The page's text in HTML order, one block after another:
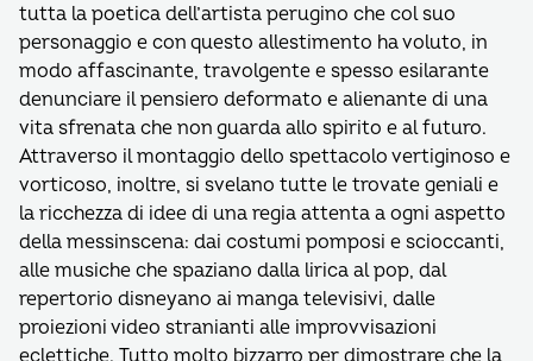
tutta la poetica dell’artista perugino che col suo
personaggio e con questo allestimento ha voluto, in
modo affascinante, travolgente e spesso esilarante
denunciare il pensiero deformato e alienante di una
vita sfrenata che non guarda allo spirito e al futuro.
Attraverso il montaggio dello spettacolo vertiginoso e
vorticoso, inoltre, si svelano tutte le trovate geniali e
la ricchezza di idee di una regia attenta a ogni aspetto
della messinscena: dai costumi pomposi e scioccanti,
alle musiche che spaziano dalla lirica al pop, dal
repertorio disneyano ai manga televisivi, dalle
proiezioni video stranianti alle improvvisazioni
eclettiche. Tutto molto bizzarro per dimostrare che la